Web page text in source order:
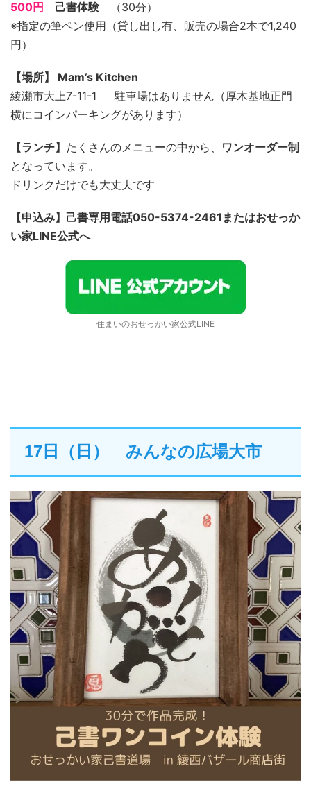
500円 己書体験 （30分）
※指定の筆ペン使用（貸し出し有、販売の場合2本で1,240
円）
【場所】 Mam’s Kitchen
綾瀬市大上7-11-1 駐車場はありません（厚木基地正門
横にコインパーキングがあります）
【ランチ】 たくさんのメニューの中から、 ワンオーダー制
となっています。
ドリンクだけでも大丈夫です
【申込み】己書専用電話050-5374-2461またはおせっか
い家LINE公式へ
住まいのおせっかい家公式LINE
17日（日） みんなの広場大市